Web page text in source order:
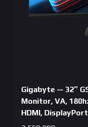
Gigabyte — 32″
Monitor, VA,
HDMI,